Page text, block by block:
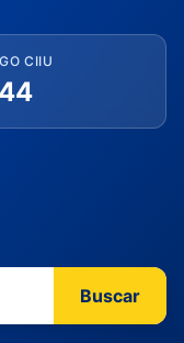
CIIU
Buscar